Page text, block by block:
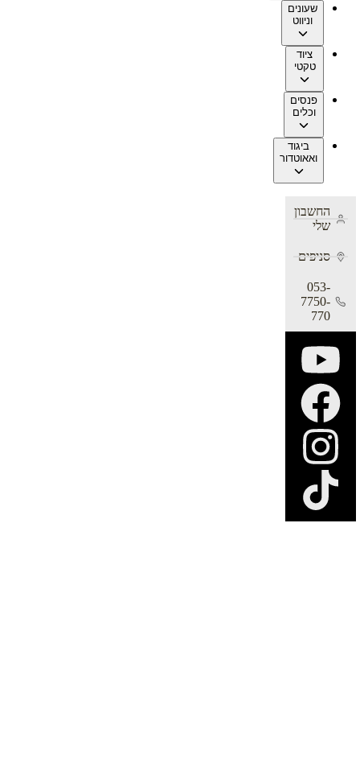
שעונים
וניווט
ציוד
טקטי
פנסים
וכלים
ביגוד
ואאוטדור
החשבון
שלי
סניפים
053-
7750-
770